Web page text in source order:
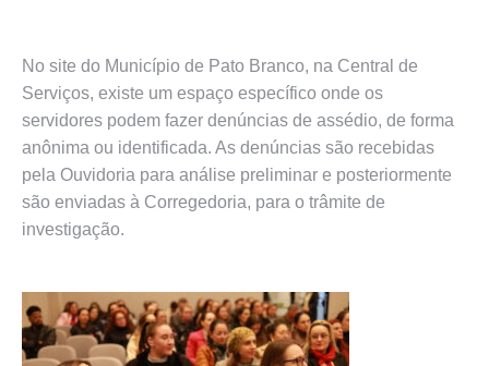
No site do Município de Pato Branco, na Central de
Serviços, existe um espaço específico onde os
servidores podem fazer denúncias de assédio, de forma
anônima ou identificada. As denúncias são recebidas
pela Ouvidoria para análise preliminar e posteriormente
são enviadas à Corregedoria, para o trâmite de
investigação.